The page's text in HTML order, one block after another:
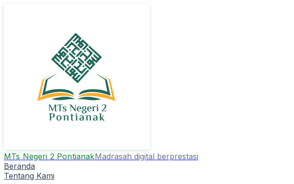
MTs Negeri 2 PontianakMadrasah digital berprestasi
Beranda
Tentang Kami